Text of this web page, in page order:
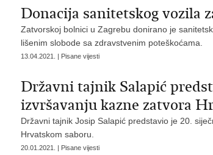
Donacija sanitetskog vozila
​Zatvorskoj bolnici u Zagrebu donirano je
lišenim slobode sa zdravstvenim poteškoćama.
13.04.2021. | Pisane vijesti
Državni tajnik Salapić
izvršavanju kazne zatvora
Državni tajnik Josip Salapić predstavio je 20.
Hrvatskom saboru.
20.01.2021. | Pisane vijesti